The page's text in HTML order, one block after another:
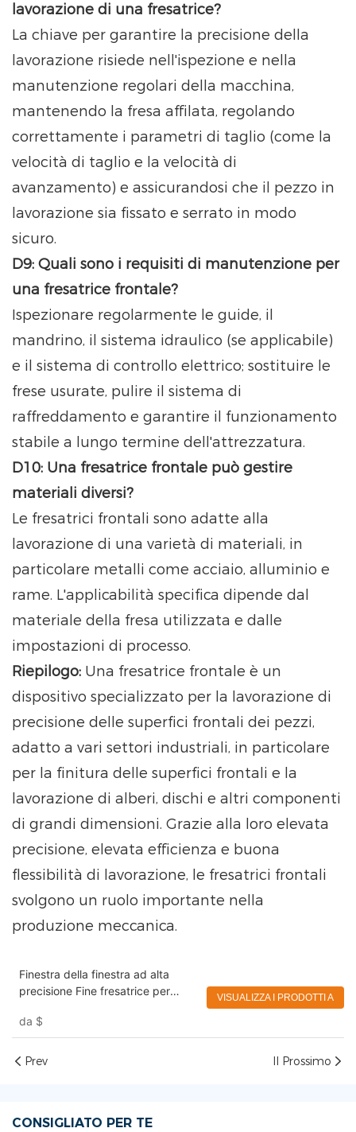
lavorazione di una fresatrice?
La chiave per garantire la precisione della
lavorazione risiede nell'ispezione e nella
manutenzione regolari della macchina,
mantenendo la fresa affilata, regolando
correttamente i parametri di taglio (come la
velocità di taglio e la velocità di
avanzamento) e assicurandosi che il pezzo in
lavorazione sia fissato e serrato in modo
sicuro.
D9: Quali sono i requisiti di manutenzione per
una fresatrice frontale?
Ispezionare regolarmente le guide, il
mandrino, il sistema idraulico (se applicabile)
e il sistema di controllo elettrico; sostituire le
frese usurate, pulire il sistema di
raffreddamento e garantire il funzionamento
stabile a lungo termine dell'attrezzatura.
D10: Una fresatrice frontale può gestire
materiali diversi?
Le fresatrici frontali sono adatte alla
lavorazione di una varietà di materiali, in
particolare metalli come acciaio, alluminio e
rame. L'applicabilità specifica dipende dal
materiale della fresa utilizzata e dalle
impostazioni di processo.
Riepilogo: Una fresatrice frontale è un
dispositivo specializzato per la lavorazione di
precisione delle superfici frontali dei pezzi,
adatto a vari settori industriali, in particolare
per la finitura delle superfici frontali e la
lavorazione di alberi, dischi e altri componenti
di grandi dimensioni. Grazie alla loro elevata
precisione, elevata efficienza e buona
flessibilità di lavorazione, le fresatrici frontali
svolgono un ruolo importante nella
produzione meccanica.
Finestra della finestra ad alta
precisione Fine fresatrice per
produzione di finestre eworld
da $
VISUALIZZA I PRODOTTI A
Prev Il Prossimo
CONSIGLIATO PER TE